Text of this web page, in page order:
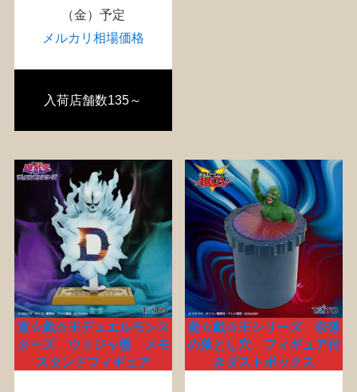
（金）予定
メルカリ相場価格
入荷店舗数135～
遊☆戯☆王デュエルモンス
ターズ ウィジャ盤 メモ
スタンドフィギュア
遊☆戯☆王シリーズ 奈落
の落とし穴 フィギュア付
きダストボックス